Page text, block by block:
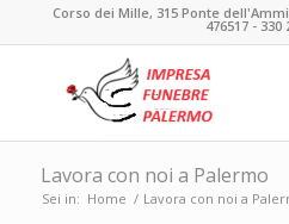
Corso dei Mille, 315 Ponte
476517 - 330
Lavora con noi a Palermo
Sei in: Home / Lavora con noi a